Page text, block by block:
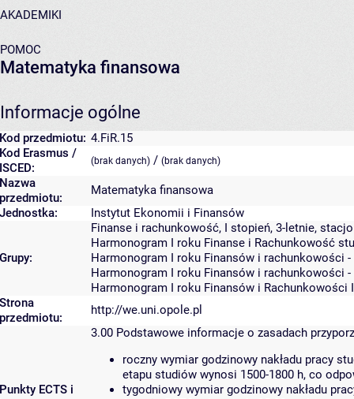
AKADEMIKI
POMOC
Matematyka finansowa
Informacje ogólne
Kod przedmiotu: 4.FiR.15
Kod Erasmus /
ISCED:
(brak danych) / (brak danych)
Nazwa
przedmiotu:
Matematyka finansowa
Jednostka:
Instytut Ekonomii i Finansów
Grupy:
Finanse i rachunkowość, I stopień, 3-letnie,
Harmonogram I roku Finanse i Rachunkowość
Harmonogram I roku Finansów i rachunkowości
Harmonogram I roku Finansów i rachunkowości
Harmonogram I roku Finansów i Rachunkowości
Strona
przedmiotu:
http://we.uni.opole.pl
Punkty ECTS i
3.00 Podstawowe informacje o zasadach
roczny wymiar godzinowy nakładu pracy
etapu studiów wynosi 1500-1800 h, co
tygodniowy wymiar godzinowy nakładu